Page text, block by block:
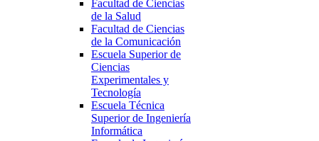
Facultad de Ciencias
de la Salud
Facultad de Ciencias
de la Comunicación
Escuela Superior de
Ciencias
Experimentales y
Tecnología
Escuela Técnica
Superior de Ingeniería
Informática